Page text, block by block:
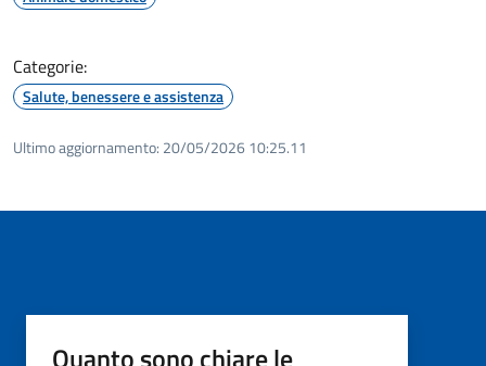
Categorie:
Salute, benessere e assistenza
Ultimo aggiornamento: 20/05/2026 10:25.11
Quanto sono chiare le